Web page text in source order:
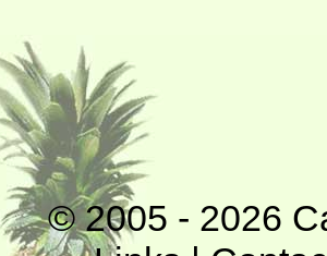
© 2005 - 2026